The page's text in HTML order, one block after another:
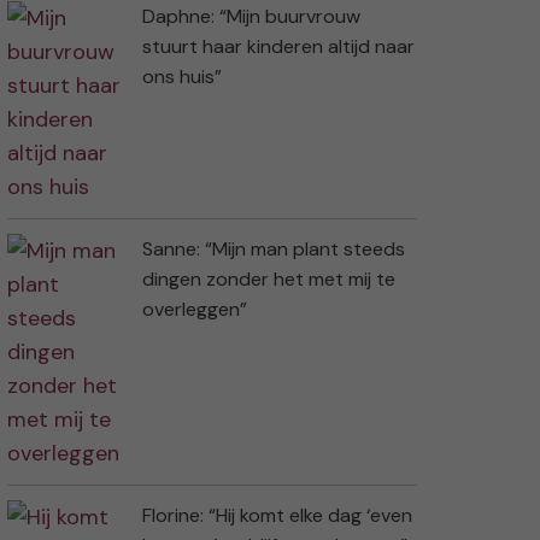
Daphne: “Mijn buurvrouw
stuurt haar kinderen altijd naar
ons huis”
Sanne: “Mijn man plant steeds
dingen zonder het met mij te
overleggen”
Florine: “Hij komt elke dag ‘even